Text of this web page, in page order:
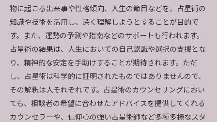
物に起こる出来事や性格傾向、人生の節目などを、占星術の
知識や技術を活用し、深く理解しようとすることが目的で
す。また、運勢の予測や指南などのサポートも行われます。
占星術の結果は、人生においての自己認識や選択の支援とな
り、精神的な安定を手助けすることが期待されます。ただ
し、占星術は科学的に証明されたものではありませんので、
その解釈は人それぞれです。占星術のカウンセリングにおい
ても、相談者の希望に合わせたアドバイスを提供してくれる
カウンセラーや、信仰心の強い占星術師など多種多様なスタ